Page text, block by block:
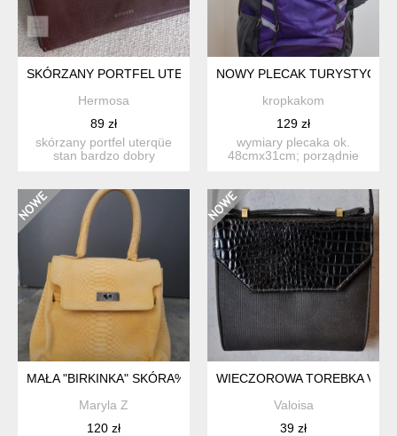
SKÓRZANY PORTFEL UTERQÜE
Hermosa
89 zł
skórzany portfel uterqüe
stan bardzo dobry
NOWY PLECAK
kropkakom
129 zł
wymiary plecaka ok.
48cmx31cm; porządnie
MAŁA "BIRKINKA" SKÓRA%%
Maryla Z
120 zł
WIECZOROWA TOREBKA
Valoisa
39 zł